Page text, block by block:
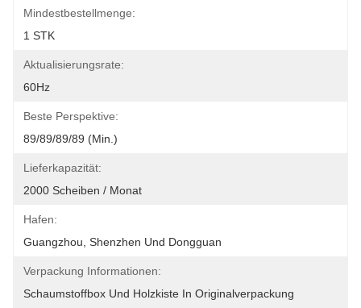
Mindestbestellmenge:
1 STK
Aktualisierungsrate:
60Hz
Beste Perspektive:
89/89/89/89 (min.)
Lieferkapazität:
2000 Scheiben / Monat
Hafen:
Guangzhou, Shenzhen Und Dongguan
Verpackung Informationen:
Schaumstoffbox Und Holzkiste In Originalverpackung